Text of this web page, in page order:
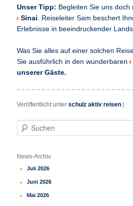
Unser Tipp: Begleiten Sie uns
Sinai . Reiseleiter Sam beschert
Erlebnisse in beeindruckender
Was Sie alles auf einer solchen
Sie ausführlich in den wunderbaren
unserer Gäste.
Veröffentlicht unter schulz aktiv reisen
u
h
n
News-Archiv
Juli 2026
Juni 2026
Mai 2026